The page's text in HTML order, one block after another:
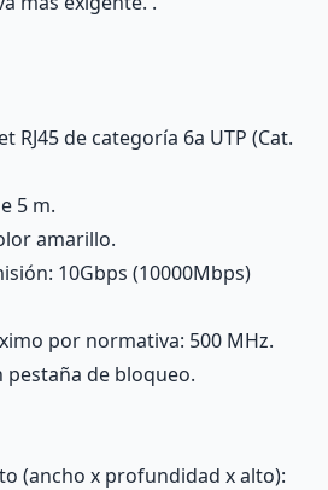
RJ45 de categoría 6a UTP (Cat.
5 m.
amarillo.
10Gbps (10000Mbps)
por normativa: 500 MHz.
pestaña de bloqueo.
(ancho x profundidad x alto):